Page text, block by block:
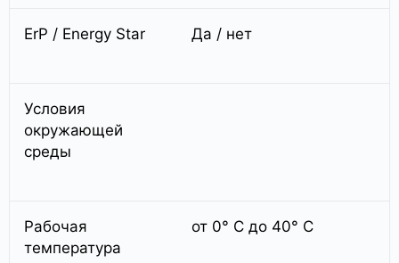
ErP / Energy Star Да / нет
Условия
окружающей
среды
Рабочая
температура
от 0° C до 40° C